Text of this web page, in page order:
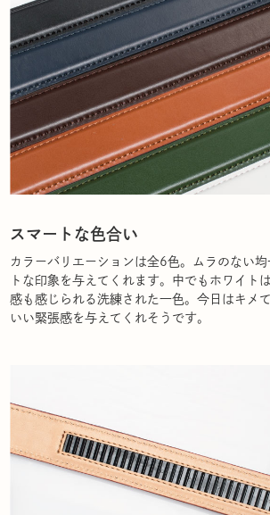
スマートな色合い
カラーバリエーションは全6色。ムラのない
トな印象を与えてくれます。中でもホワイト
感も感じられる洗練された一色。今日はキメ
いい緊張感を与えてくれそうです。